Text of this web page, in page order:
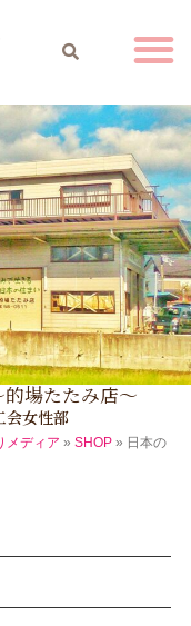
場たたみ店～
会女性部
メディア » SHOP » 日本の